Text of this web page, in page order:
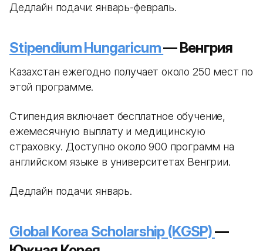
Дедлайн подачи: январь-февраль.
Stipendium Hungaricum— Венгрия
Казахстан ежегодно получает около 250 мест по
этой программе.
Стипендия включает бесплатное обучение,
ежемесячную выплату и медицинскую
страховку. Доступно около 900 программ на
английском языке в университетах Венгрии.
Дедлайн подачи: январь.
Global Korea Scholarship (KGSP)—